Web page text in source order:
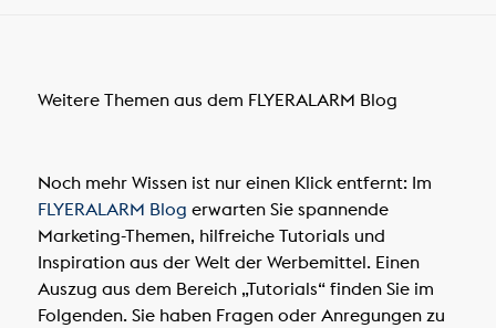
Weitere Themen aus dem FLYERALARM Blog
Noch mehr Wissen ist nur einen Klick entfernt: Im
FLYERALARM Blog erwarten Sie spannende
Marketing-Themen, hilfreiche Tutorials und
Inspiration aus der Welt der Werbemittel. Einen
Auszug aus dem Bereich „Tutorials“ finden Sie im
Folgenden. Sie haben Fragen oder Anregungen zu